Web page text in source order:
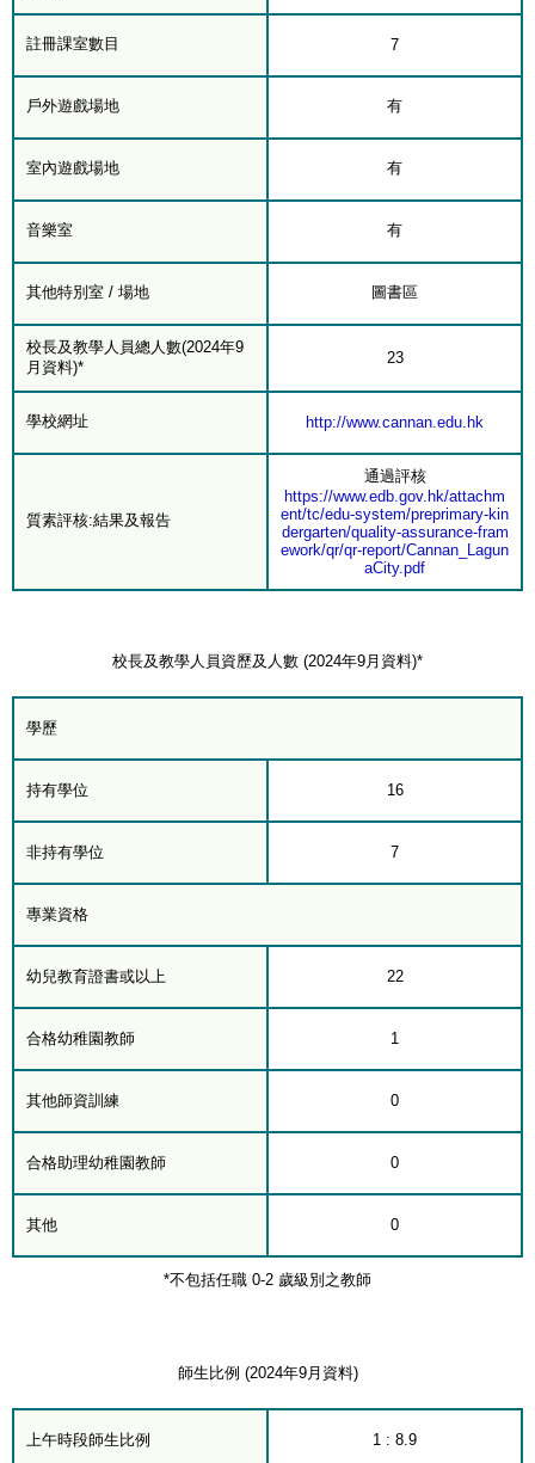
註冊課室數目 7
戶外遊戲場地 有
室內遊戲場地 有
音樂室 有
其他特別室 / 場地 圖書區
校長及教學人員總人數(2024年9
月資料)*
23
學校網址 http://www.cannan.edu.hk
質素評核:結果及報告
通過評核
https://www.edb.gov.hk/attachm
ent/tc/edu-system/preprimary-kin
dergarten/quality-assurance-fram
ework/qr/qr-report/Cannan_Lagun
aCity.pdf
校長及教學人員資歷及人數 (2024年9月資料)*
學歷
持有學位 16
非持有學位 7
專業資格
幼兒教育證書或以上 22
合格幼稚園教師 1
其他師資訓練 0
合格助理幼稚園教師 0
其他 0
*不包括任職 0-2 歲級別之教師
師生比例 (2024年9月資料)
上午時段師生比例 1 : 8.9